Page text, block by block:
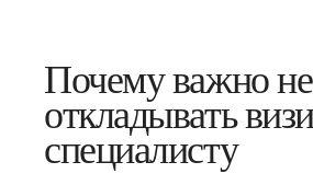
Почему важно не
откладывать
специалисту